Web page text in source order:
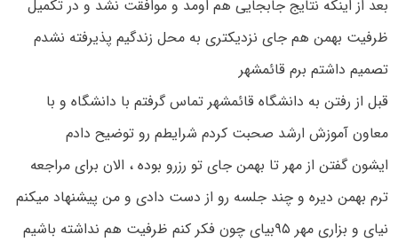
بعد از اینکه نتایج جابجایی هم اومد و موافقت نشد و در تکمیل
ظرفیت بهمن هم جای نزدیکتری به محل زندگیم پذیرفته نشدم
تصمیم داشتم برم قائمشهر
قبل از رفتن به دانشگاه قائمشهر تماس گرفتم با دانشگاه و با
معاون آموزش ارشد صحبت کردم شرایطم رو توضیح دادم
ایشون گفتن از مهر تا بهمن جای تو رزرو بوده ، الان برای مراجعه
ترم بهمن دیره و چند جلسه رو از دست دادی و من پیشنهاد میکنم
نیای و بزاری مهر ۹۵بیای چون فکر کنم ظرفیت هم نداشته باشیم